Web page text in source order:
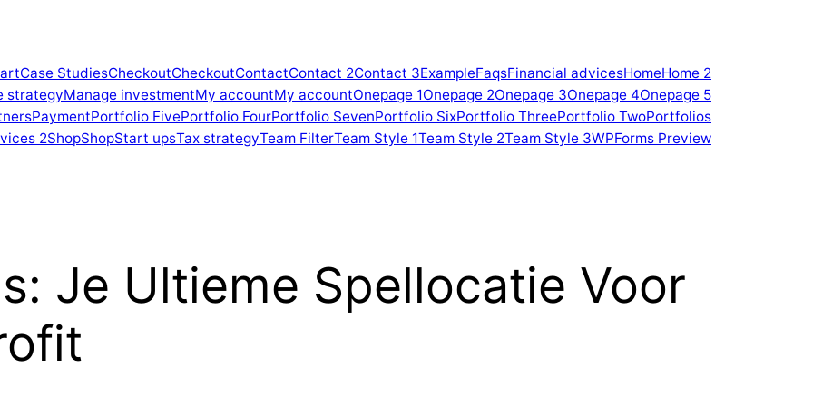
Case StudiesCheckoutCheckoutContactContact 2Contact 3ExampleFaqsFinancial advicesHomeHome 2
strategyManage investmentMy accountMy accountOnepage 1Onepage 2Onepage 3Onepage 4Onepage 5
PaymentPortfolio FivePortfolio FourPortfolio SevenPortfolio SixPortfolio ThreePortfolio TwoPortfolios
2ShopShopStart upsTax strategyTeam FilterTeam Style 1Team Style 2Team Style 3WPForms Preview
Je Ultieme Spellocatie Voor